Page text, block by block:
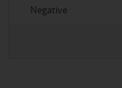
Negative